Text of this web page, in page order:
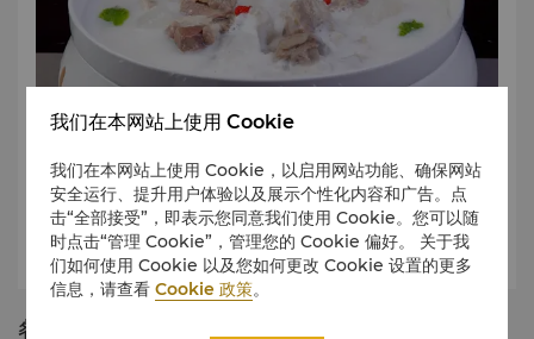
香宫精于制作粤菜和蒙餐，附加传统口味菜肴，为宾客提供广泛的选择。
餐厅还提供本地中国酒品和进口葡萄酒佐餐。
查看餐单
餐厅故事
我们在本网站上使用 Cookie
我们在本网站上使用 Cookie，以启用网站功能、确保网站
安全运行、提升用户体验以及展示个性化内容和广告。点
击“全部接受”，即表示您同意我们使用 Cookie。您可以随
时点击“管理 Cookie”，管理您的 Cookie 偏好。 关于我
们如何使用 Cookie 以及您如何更改 Cookie 设置的更多
信息，请查看Cookie 政策。